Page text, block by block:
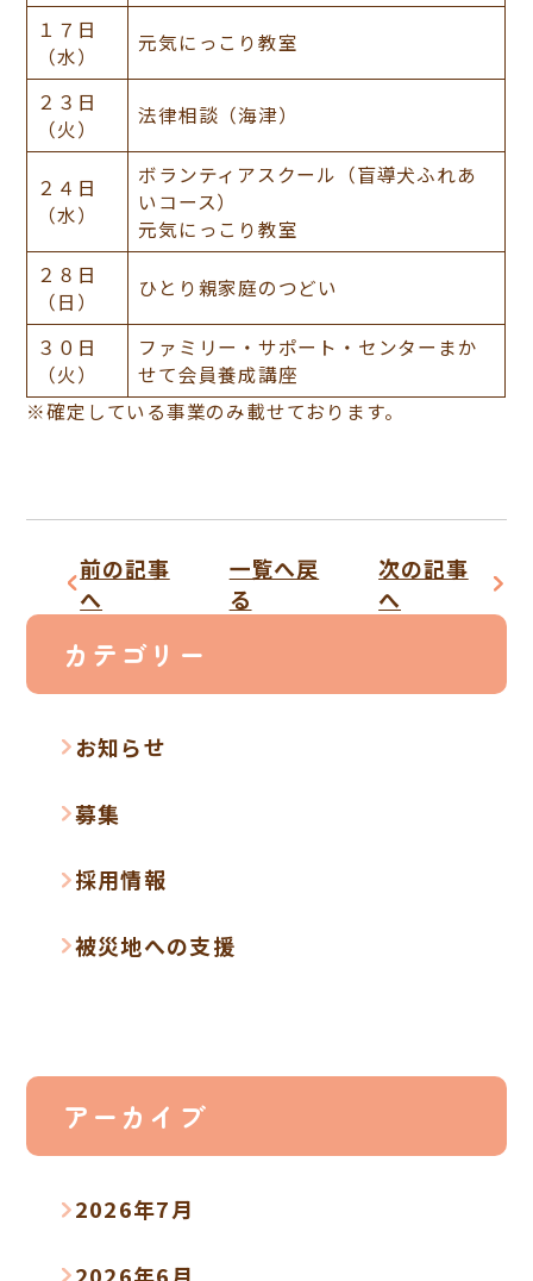
１７日
（水）
元気にっこり教室
２３日
（火）
法律相談（海津）
２４日
（水）
ボランティアスクール（盲導犬ふれあ
いコース）
元気にっこり教室
２８日
（日）
ひとり親家庭のつどい
３０日
（火）
ファミリー・サポート・センターまか
せて会員養成講座
※確定している事業のみ載せております。
前の記事
へ
一覧へ戻
る
次の記事
へ
カテゴリー
お知らせ
募集
採用情報
被災地への支援
アーカイブ
2026年7月
2026年6月